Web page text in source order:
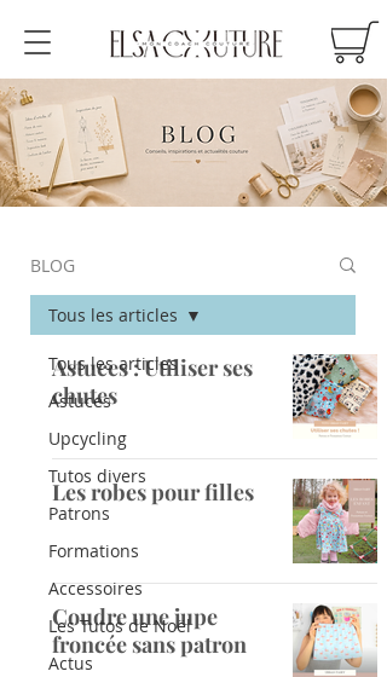
BLOG
Tous les articles
Astuces
Upcycling
Tutos divers
Patrons
Formations
Accessoires
Les Tutos de Noël
Actus
Tous les articles
Astuces : Utiliser ses
chutes
Les robes pour filles
Coudre une jupe
froncée sans patron